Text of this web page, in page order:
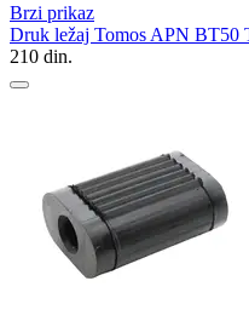
Brzi prikaz
Druk ležaj Tomos APN BT50
210 din.